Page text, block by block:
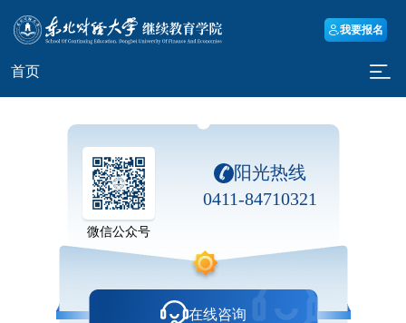
我要报名
首页
微信公众号
阳光热线
0411-84710321
在线咨询